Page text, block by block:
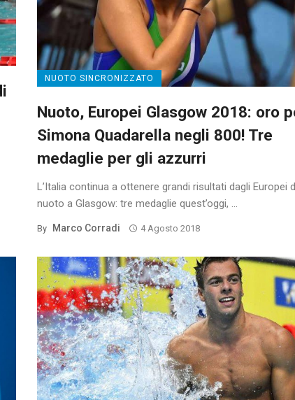
NUOTO SINCRONIZZATO
Nuoto, Europei Glasgow 2018: oro
Simona Quadarella negli 800! Tre
medaglie per gli azzurri
L’Italia continua a ottenere grandi risultati dagli Europei
nuoto a Glasgow: tre medaglie quest’oggi, ...
By Marco Corradi 4 Agosto 2018